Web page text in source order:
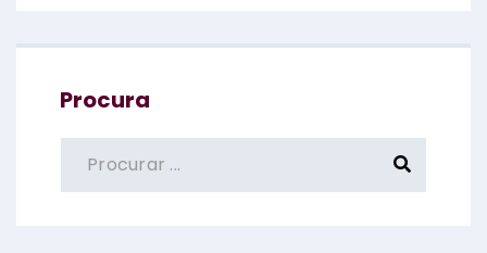
Procura